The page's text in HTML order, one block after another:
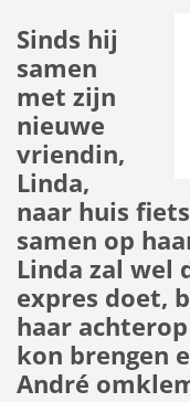
Sinds hij
samen
met zijn
nieuwe
vriendin,
Linda,
naar huis
samen op
Linda zal wel
expres doet,
haar
kon brengen
André